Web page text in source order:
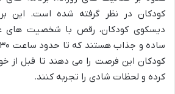
کودکان در نظر گرفته شده است. این
دیسکوی کودکان، رقص با شخصیت های
کودکان این فرصت را می دهند تا قبل از
کرده و لحظات شادی را تجربه کنند.